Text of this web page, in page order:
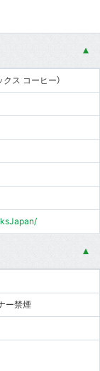
ス コーヒー）
ー禁煙